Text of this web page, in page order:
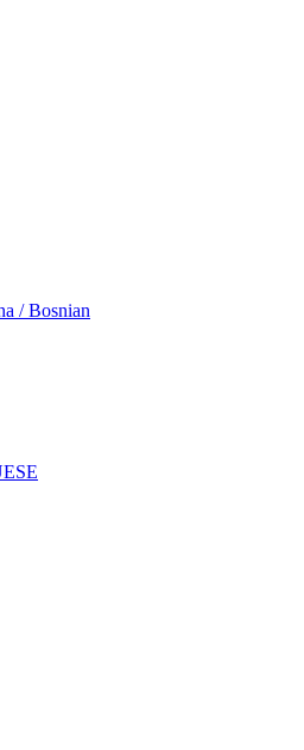
/ Bosnian